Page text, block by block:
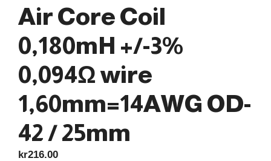
Air Core Coil
0,180mH +/-3%
0,094Ω wire
1,60mm=14AWG OD-
42 / 25mm
kr216.00